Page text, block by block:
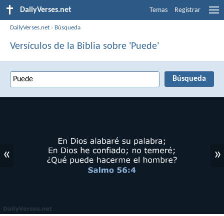
DailyVerses.net Temas Registrar
DailyVerses.net › Búsqueda
Versículos de la Biblia sobre 'Puede'
« »